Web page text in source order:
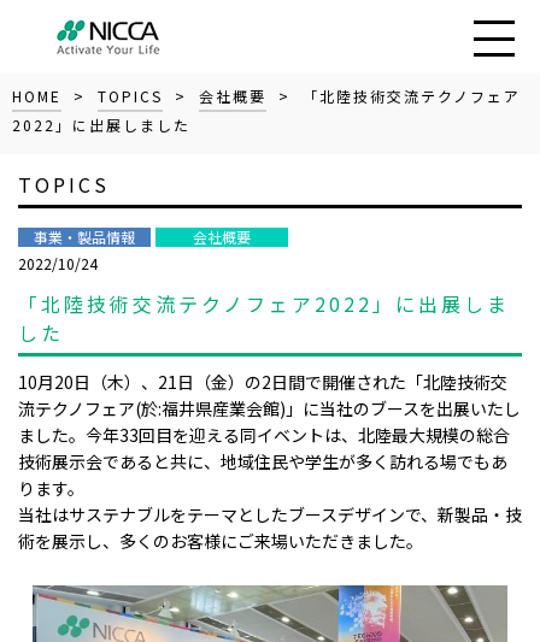
HOME > TOPICS > 会社概要
> 「北陸技術交流テクノフェア
2022」に出展しました
TOPICS
事業・製品情報
会社概要
2022/10/24
「北陸技術交流テクノフェア2022」に出展しま
した
10月20日（木）、21日（金）の2日間で開催された「北陸技術交
流テクノフェア(於:福井県産業会館)」に当社のブースを出展いたし
ました。今年33回目を迎える同イベントは、北陸最大規模の総合
技術展示会であると共に、地域住民や学生が多く訪れる場でもあ
ります。
当社はサステナブルをテーマとしたブースデザインで、新製品・技
術を展示し、多くのお客様にご来場いただきました。